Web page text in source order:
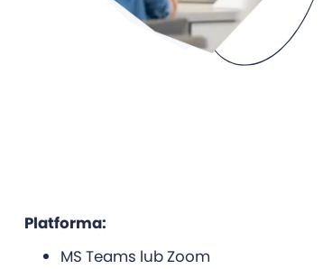
Platforma:
MS Teams lub Zoom